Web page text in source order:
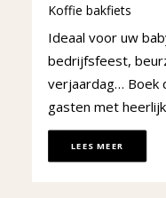
Koffie bakfiets
Ideaal voor uw
bedrijfsfeest,
verjaardag… Boek
gasten met
LEES MEER